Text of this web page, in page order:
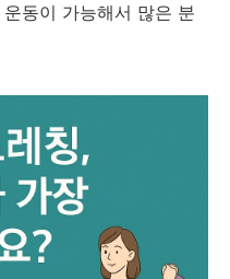
동이 가능해서 많은 분